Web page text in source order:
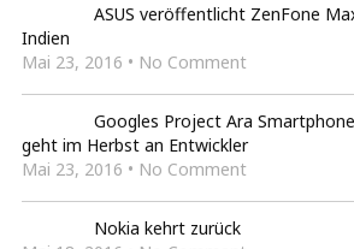
ASUS veröffentlicht ZenFone
Indien
Mai 23, 2016 • No Comment
Googles Project Ara Smartphone
geht im Herbst an Entwickler
Mai 23, 2016 • No Comment
Nokia kehrt zurück